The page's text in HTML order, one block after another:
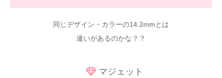
同じデザイン・カラーの14.2mmとは
違いがあるのかな？？
マジェット